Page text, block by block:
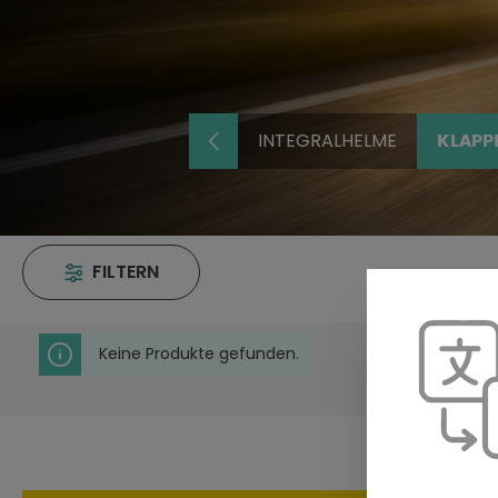
INTEGRALHELME
FILTERN
Keine Produkte gefunden.